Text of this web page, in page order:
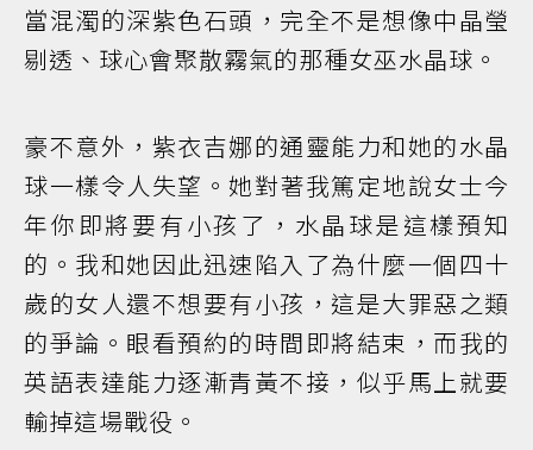
當混濁的深紫色石頭，完全不是想像中晶瑩
剔透、球心會聚散霧氣的那種女巫水晶球。
豪不意外，紫衣吉娜的通靈能力和她的水晶
球一樣令人失望。她對著我篤定地說女士今
年你即將要有小孩了，水晶球是這樣預知
的。我和她因此迅速陷入了為什麼一個四十
歲的女人還不想要有小孩，這是大罪惡之類
的爭論。眼看預約的時間即將結束，而我的
英語表達能力逐漸青黃不接，似乎馬上就要
輸掉這場戰役。